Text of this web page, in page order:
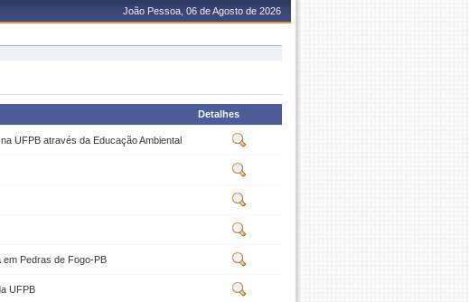
João Pessoa, 06 de Agosto de 2026
Detalhes
UFPB através da Educação Ambiental
Pedras de Fogo-PB
UFPB